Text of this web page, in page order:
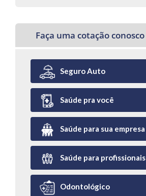
Faça uma cotação conosco
Seguro Auto
Saúde pra você
Saúde para sua empresa
Saúde para profissionais
Odontológico